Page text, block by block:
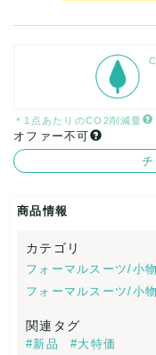
＊1点あたりのCO2削減量
オファー不可
商品情報
カテゴリ
フォーマルスーツ/小物
フォーマルスーツ/小
関連タグ
#新品 #大特価